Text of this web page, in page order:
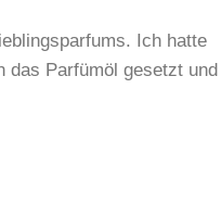
Ich hatte
das Parfümöl gesetzt und